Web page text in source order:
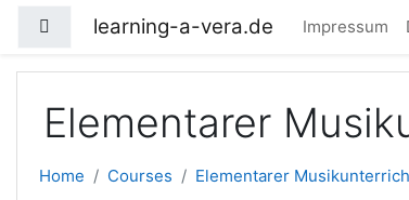
Side panel
learning-a-vera.de Impressum
Elementarer
Home Courses Elementarer